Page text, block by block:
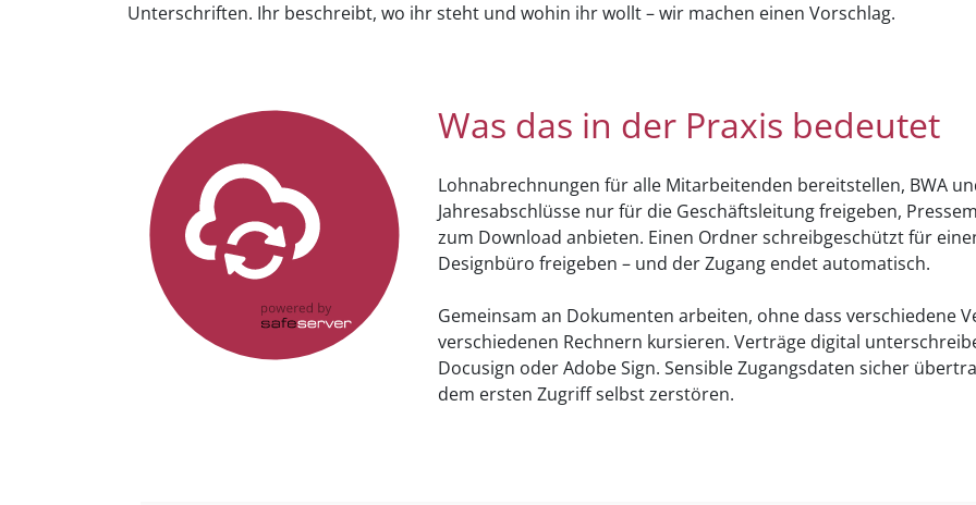
Unterschriften. Ihr beschreibt, wo ihr steht und wohin ihr wollt – wir machen einen Vorschlag.
Was das in der Praxis bedeutet
Lohnabrechnungen für alle Mitarbeitenden bereitstellen, BWA
Jahresabschlüsse nur für die Geschäftsleitung freigeben,
zum Download anbieten. Einen Ordner schreibgeschützt für
Designbüro freigeben – und der Zugang endet automatisch.
Gemeinsam an Dokumenten arbeiten, ohne dass verschiedene
verschiedenen Rechnern kursieren. Verträge digital
Docusign oder Adobe Sign. Sensible Zugangsdaten sicher
dem ersten Zugriff selbst zerstören.